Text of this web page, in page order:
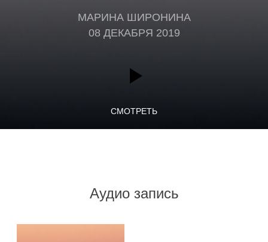
МАРИНА ШИРОНИНА
08 ДЕКАБРЯ 2019
СМОТРЕТЬ
Аудио запись